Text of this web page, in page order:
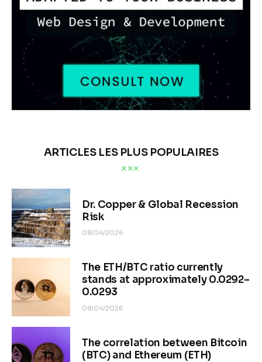
ARTICLES LES PLUS POPULAIRES
Dr. Copper & Global Recession
Risk
08/04/2026
The ETH/BTC ratio currently
stands at approximately 0.0292–
0.0293
08/04/2026
The correlation between Bitcoin
(BTC) and Ethereum (ETH)